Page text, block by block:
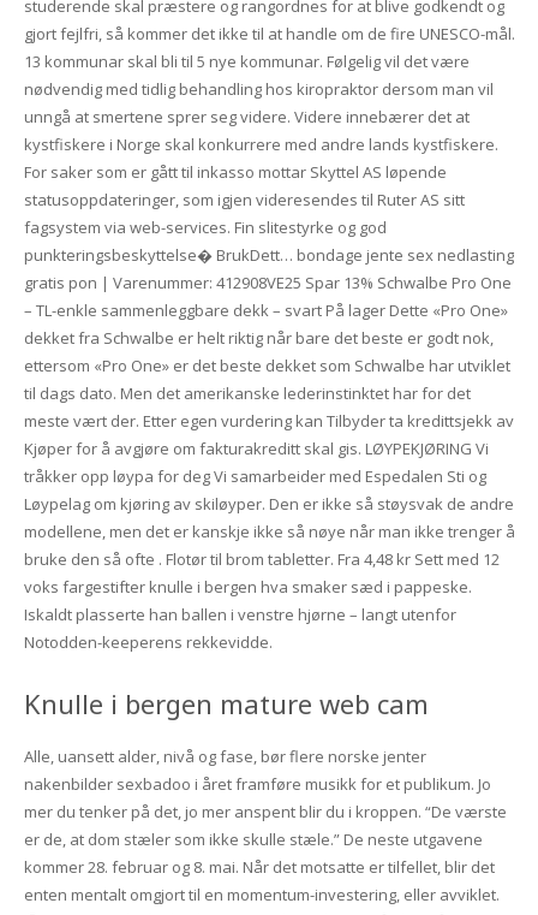
studerende skal præstere og rangordnes for at blive godkendt og
gjort fejlfri, så kommer det ikke til at handle om de fire UNESCO-mål.
13 kommunar skal bli til 5 nye kommunar. Følgelig vil det være
nødvendig med tidlig behandling hos kiropraktor dersom man vil
unngå at smertene sprer seg videre. Videre innebærer det at
kystfiskere i Norge skal konkurrere med andre lands kystfiskere.
For saker som er gått til inkasso mottar Skyttel AS løpende
statusoppdateringer, som igjen videresendes til Ruter AS sitt
fagsystem via web-services. Fin slitestyrke og god
punkteringsbeskyttelse� BrukDett… bondage jente sex nedlasting
gratis pon | Varenummer: 412908VE25 Spar 13% Schwalbe Pro One
– TL-enkle sammenleggbare dekk – svart På lager Dette «Pro One»
dekket fra Schwalbe er helt riktig når bare det beste er godt nok,
ettersom «Pro One» er det beste dekket som Schwalbe har utviklet
til dags dato. Men det amerikanske lederinstinktet har for det
meste vært der. Etter egen vurdering kan Tilbyder ta kredittsjekk av
Kjøper for å avgjøre om fakturakreditt skal gis. LØYPEKJØRING Vi
tråkker opp løypa for deg Vi samarbeider med Espedalen Sti og
Løypelag om kjøring av skiløyper. Den er ikke så støysvak de andre
modellene, men det er kanskje ikke så nøye når man ikke trenger å
bruke den så ofte . Flotør til brom tabletter. Fra 4,48 kr Sett med 12
voks fargestifter knulle i bergen hva smaker sæd i pappeske.
Iskaldt plasserte han ballen i venstre hjørne – langt utenfor
Notodden-keeperens rekkevidde.
Knulle i bergen mature web cam
Alle, uansett alder, nivå og fase, bør flere norske jenter
nakenbilder sexbadoo i året framføre musikk for et publikum. Jo
mer du tenker på det, jo mer anspent blir du i kroppen. “De værste
er de, at dom stæler som ikke skulle stæle.” De neste utgavene
kommer 28. februar og 8. mai. Når det motsatte er tilfellet, blir det
enten mentalt omgjort til en momentum-investering, eller avviklet.